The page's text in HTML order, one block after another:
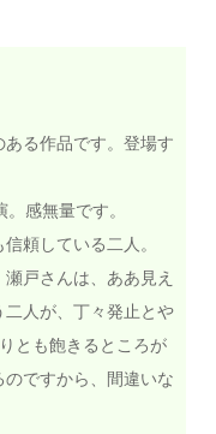
ある作品です。登場す
感無量です。
頼している二人。
戸さんは、ああ見え
人が、丁々発止とや
とも飽きるところが
ですから、間違いな